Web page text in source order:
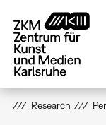
zum
Inhalt
Research